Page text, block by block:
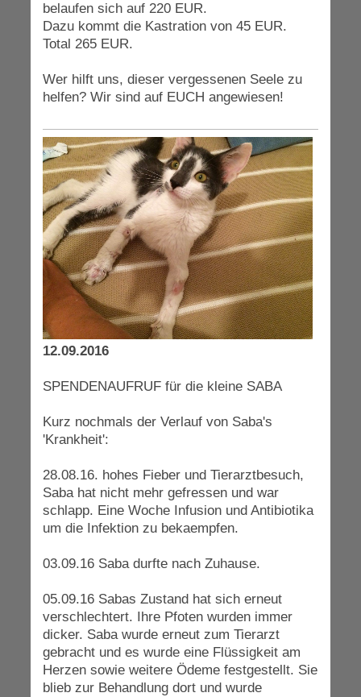
belaufen sich auf 220 EUR.
Dazu kommt die Kastration von 45 EUR.
Total 265 EUR.
Wer hilft uns, dieser vergessenen Seele zu
helfen? Wir sind auf EUCH angewiesen!
12.09.2016
SPENDENAUFRUF für die kleine SABA
Kurz nochmals der Verlauf von Saba's
'Krankheit':
28.08.16. hohes Fieber und Tierarztbesuch,
Saba hat nicht mehr gefressen und war
schlapp. Eine Woche Infusion und Antibiotika
um die Infektion zu bekaempfen.
03.09.16 Saba durfte nach Zuhause.
05.09.16 Sabas Zustand hat sich erneut
verschlechtert. Ihre Pfoten wurden immer
dicker. Saba wurde erneut zum Tierarzt
gebracht und es wurde eine Flüssigkeit am
Herzen sowie weitere Ödeme festgestellt. Sie
blieb zur Behandlung dort und wurde